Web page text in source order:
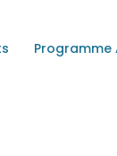
Programme